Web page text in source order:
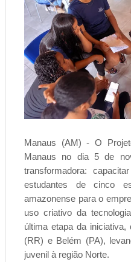
Manaus (AM) - O
Manaus no dia 5 de
transformadora:
estudantes de cinco
amazonense para o
uso criativo da
última etapa da
(RR) e Belém (PA),
juvenil à região Norte.